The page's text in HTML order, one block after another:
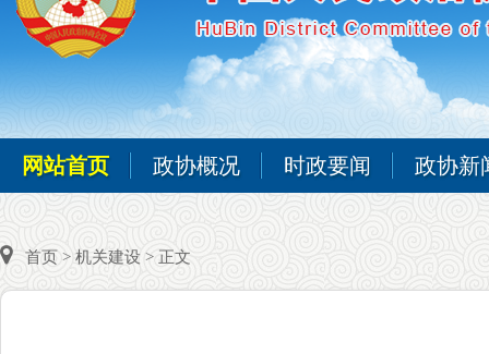
网站首页 政协概况 时政要闻 政协新
首页 > 机关建设 > 正文